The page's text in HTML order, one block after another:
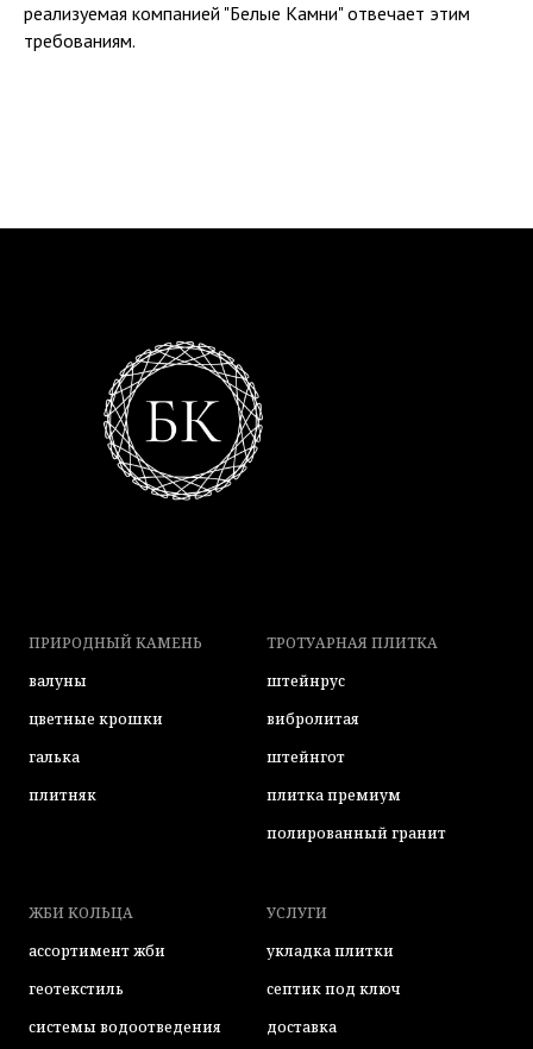
реализуемая компанией "Белые Камни" отвечает этим
требованиям.
ПРИРОДНЫЙ КАМЕНЬ
валуны
цветные крошки
галька
плитняк
ТРОТУАРНАЯ ПЛИТКА
штейнрус
вибролитая
штейнгот
плитка премиум
полированный гранит
ЖБИ КОЛЬЦА
ассортимент жби
геотекстиль
системы водоотведения
УСЛУГИ
укладка плитки
септик под ключ
доставка